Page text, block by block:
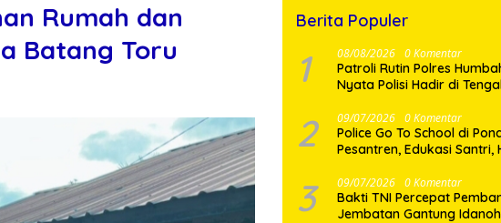
Rumah dan
Batang Toru
Berita Populer
1 08/08/2026 0 Komentar
Patroli Rutin Polres
Nyata Polisi Hadir di
2 09/07/2026 0 Komentar
Police Go To School di
Pesantren, Edukasi Santri,
Muda
3 09/07/2026 0 Komentar
Bakti TNI Percepat
Jembatan Gantung